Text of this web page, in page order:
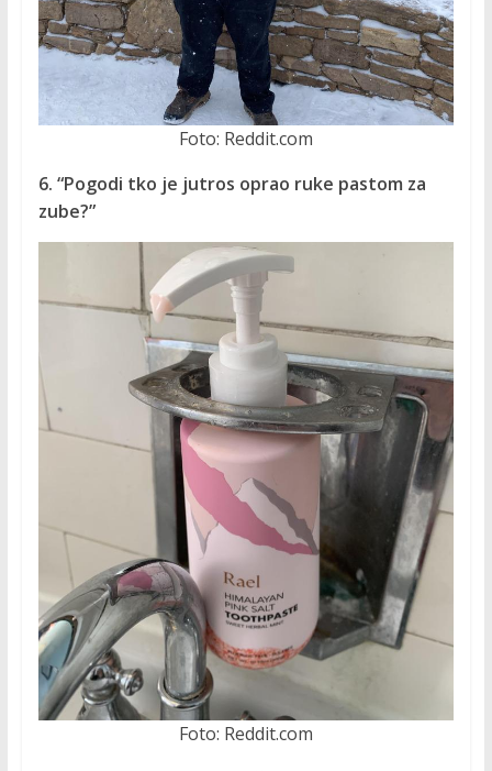
Foto: Reddit.com
6. “Pogodi tko je jutros oprao ruke pastom za
zube?”
Foto: Reddit.com